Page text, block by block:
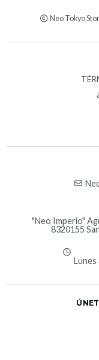
Neo Tokyo
"Neo Imperio"
8320155
Lunes